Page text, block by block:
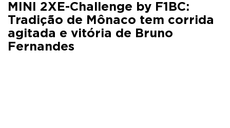
MINI 2XE-Challenge by F1BC:
Tradição de Mônaco tem corrida
agitada e vitória de Bruno
Fernandes